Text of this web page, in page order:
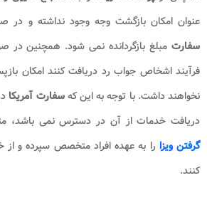
عنوان امکان بازگشت وجه وجود نداشته و در
سفارت مبلغ بازگردانده نمی شود. همچنین
فرآیند اشخاص جواب رد دریافت کنند امکان
نخواهند داشت. با توجه به این کهسفارت آمریکا
دریافت خدمات از آن در دسترس نمی باشد،
گرفتن ویزا را به عهده افراد متخصص سپرده و از
کنند.